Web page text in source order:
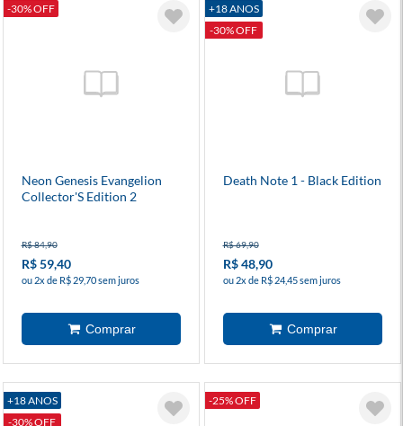
-30% OFF
Neon Genesis Evangelion
Collector'S Edition 2
R$ 84,90
R$ 59,40
ou 2x de R$ 29,70 sem juros
+18 ANOS
-30% OFF
Death Note 1 - Black Edition
R$ 69,90
R$ 48,90
ou 2x de R$ 24,45 sem juros
+18 ANOS
-30% OFF
-25% OFF